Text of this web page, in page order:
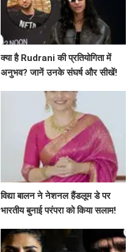
क्या है Rudrani की प्रतियोगिता में
अनुभव? जानें उनके संघर्ष और सीखें!
विद्या बालन ने नेशनल हैंडलूम डे पर
भारतीय बुनाई परंपरा को किया सलाम!